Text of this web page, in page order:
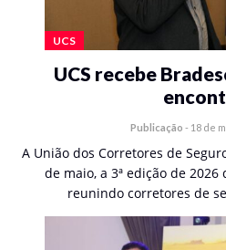
UCS
UCS recebe
Publicação - 18 de
A União dos Corretores de
de maio, a 3ª edição de 2026
reunindo corretores de